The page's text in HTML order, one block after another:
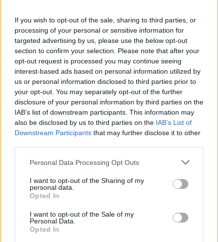
If you wish to opt-out of the sale, sharing to third parties, or
processing of your personal or sensitive information for
targeted advertising by us, please use the below opt-out
section to confirm your selection. Please note that after your
opt-out request is processed you may continue seeing
interest-based ads based on personal information utilized by
us or personal information disclosed to third parties prior to
your opt-out. You may separately opt-out of the further
disclosure of your personal information by third parties on the
IAB’s list of downstream participants. This information may
also be disclosed by us to third parties on the IAB’s List of
Downstream Participants that may further disclose it to other
Personal Data Processing Opt Outs
I want to opt-out of the Sharing of my
personal data.
Opted In
I want to opt-out of the Sale of my
Personal Data.
Opted In
Eric Wendt konfirmohet nga
Senati si ambasador i SHBA-së
në Shqipëri, emërimi pret
firmën e Trump
Zyrtare, Fisnik Asllani
transferohet te RB Leipzig për
30 milionë euro
ish-kapiten dhe ish-trajner i
makina përplas për vdekje
këmbësorin; drejtuesi